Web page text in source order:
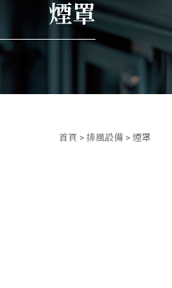
煙罩
首頁 > 排風設備 > 煙罩